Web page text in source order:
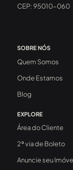
CEP: 95010-060
SOBRE NÓS
Quem Somos
Onde Estamos
Blog
EXPLORE
Área do Cliente
2ª via de Boleto
Anuncie seu